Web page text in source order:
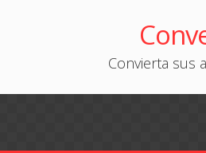
Convierta sus